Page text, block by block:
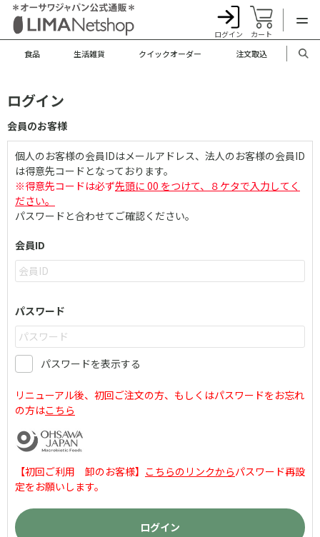
ログイン カート
食品 生活雑貨 クイックオーダー 注文取込
ログイン
会員のお客様
個人のお客様の会員IDはメールアドレス、法人のお客様の会員ID
は得意先コードとなっております。
※得意先コードは必ず先頭に 00 をつけて、８ケタで入力してく
ださい。
パスワードと合わせてご確認ください。
会員ID
パスワード
パスワードを表示する
リニューアル後、初回ご注文の方、もしくはパスワードをお忘れ
の方はこちら
【初回ご利用 卸のお客様】 こちらのリンクからパスワード再設
定をお願いします。